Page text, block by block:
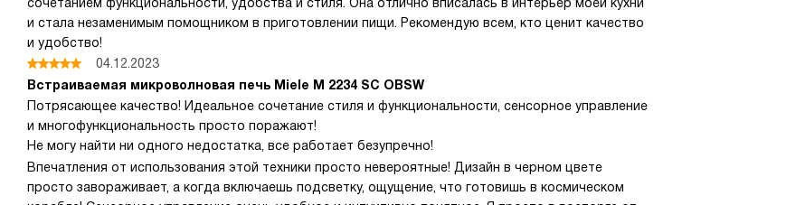
и стала незаменимым помощником в приготовлении пищи. Рекомендую всем, кто ценит качество
и удобство!
04.12.2023
Встраиваемая микроволновая печь Miele M 2234 SC OBSW
Потрясающее качество! Идеальное сочетание стиля и функциональности, сенсорное управление
и многофункциональность просто поражают!
Не могу найти ни одного недостатка, все работает безупречно!
Впечатления от использования этой техники просто невероятные! Дизайн в черном цвете
просто завораживает, а когда включаешь подсветку, ощущение, что готовишь в космическом